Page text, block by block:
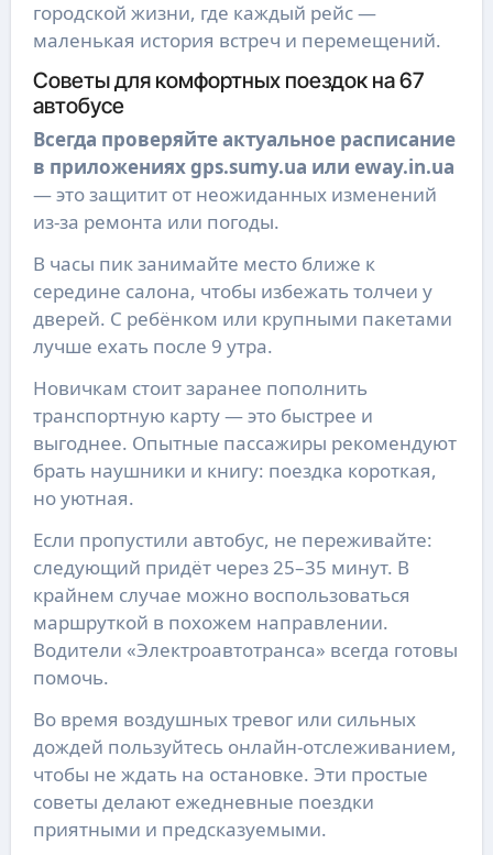
городской жизни, где каждый рейс —
маленькая история встреч и перемещений.
Советы для комфортных поездок на 67
автобусе
Всегда проверяйте актуальное расписание
в приложениях gps.sumy.ua или eway.in.ua
— это защитит от неожиданных изменений
из-за ремонта или погоды.
В часы пик занимайте место ближе к
середине салона, чтобы избежать толчеи у
дверей. С ребёнком или крупными пакетами
лучше ехать после 9 утра.
Новичкам стоит заранее пополнить
транспортную карту — это быстрее и
выгоднее. Опытные пассажиры рекомендуют
брать наушники и книгу: поездка короткая,
но уютная.
Если пропустили автобус, не переживайте:
следующий придёт через 25–35 минут. В
крайнем случае можно воспользоваться
маршруткой в похожем направлении.
Водители «Электроавтотранса» всегда готовы
помочь.
Во время воздушных тревог или сильных
дождей пользуйтесь онлайн-отслеживанием,
чтобы не ждать на остановке. Эти простые
советы делают ежедневные поездки
приятными и предсказуемыми.